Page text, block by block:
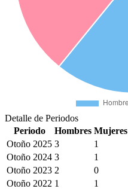
Detalle de Periodos
Periodo
Hombres Mujeres
Otoño 2025 3 1
Otoño 2024 3 1
Otoño 2023 2 0
Otoño 2022 1 1